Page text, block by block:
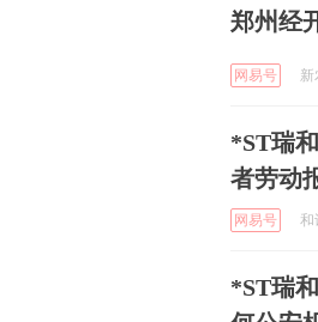
郑州经
网易号
*ST瑞
者劳动
网易号 和
*ST瑞